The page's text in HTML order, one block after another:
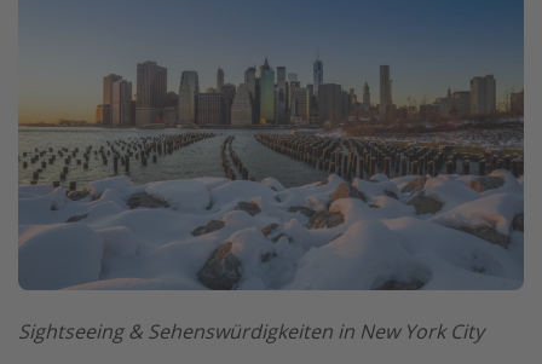
Sightseeing & Sehenswürdigkeiten in New York City